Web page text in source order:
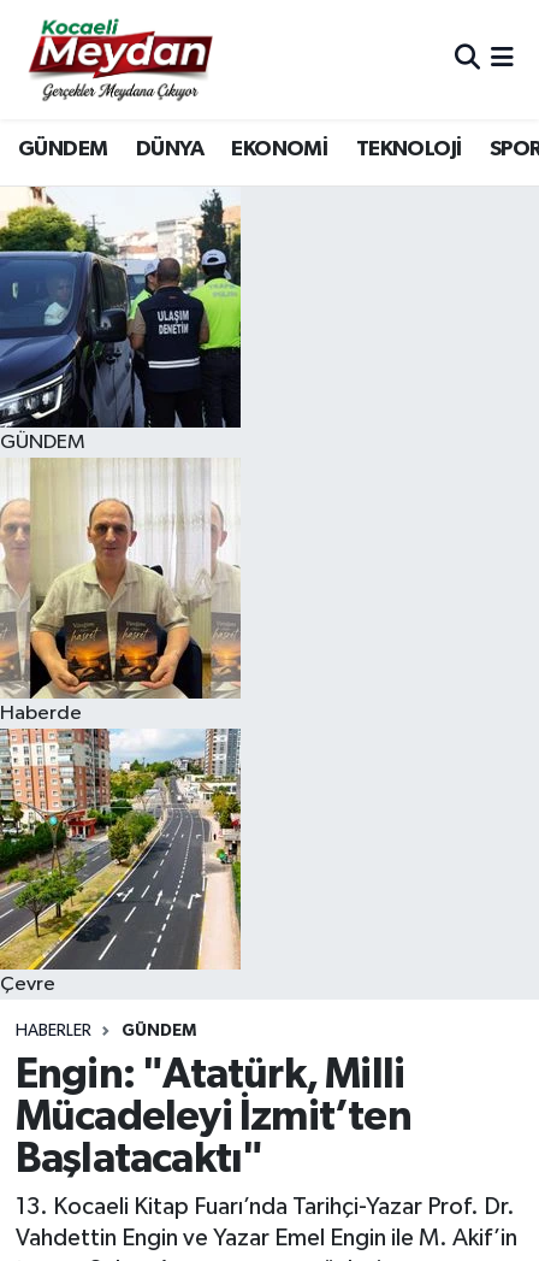
GÜNDEM DÜNYA EKONOMİ TEKNOLOJİ
GÜNDEM
Haberde
Çevre
HABERLER GÜNDEM
Engin: "Atatürk, Milli
Mücadeleyi İzmit’ten
Başlatacaktı"
13. Kocaeli Kitap Fuarı’nda Tarihçi-Yazar Prof. Dr.
Vahdettin Engin ve Yazar Emel Engin ile M. Akif’in
Nöbetçi Eczaneler
Hava Durumu
Trafik Durumu
Süper Lig Puan Durumu ve Fikstür
Tüm Manşetler
Son Dakika Haberleri
Haber Arşivi